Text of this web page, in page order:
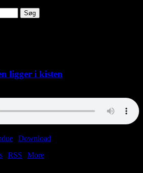
ligger i kisten
Download
RSS
More